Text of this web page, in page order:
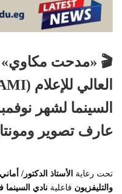
🎬 «مدحت مكاوي»
السينما لشهر
عارف تصوير
تحت رعاية الأستاذ الدكتور/
والتليفزيون فاعلية نادي السينما